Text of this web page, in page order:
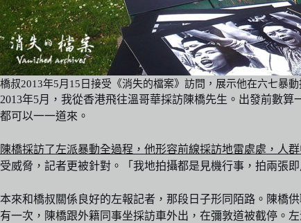
橋叔2013年5月15日接受《消失的檔案》訪問，展示他在六七暴
2013年5月，我從香港飛往溫哥華採訪陳橋先生。出發前數
都可以一一道來。
陳橋採訪了左派暴動全過程，他形容前線採訪地雷處處，人
受威脅，記者更被針對。「我地拍攝都是見機行事，拍兩張
本來和橋叔關係良好的左報記者，那段日子形同陌路。陳橋
有一次，陳橋跟外籍同事坐採訪車外出，在彌敦道被截停。